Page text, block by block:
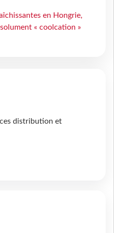
en Hongrie,
« coolcation »
distribution et